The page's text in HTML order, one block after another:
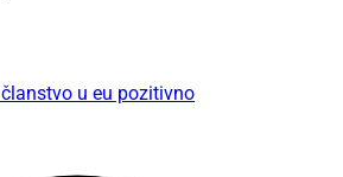
članstvo u eu pozitivno